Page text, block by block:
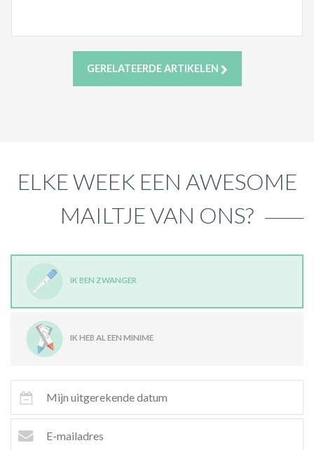
GERELATEERDE ARTIKELEN
ELKE WEEK EEN AWESOME
MAILTJE VAN ONS?
IK BEN ZWANGER
IK HEB AL EEN MINIME